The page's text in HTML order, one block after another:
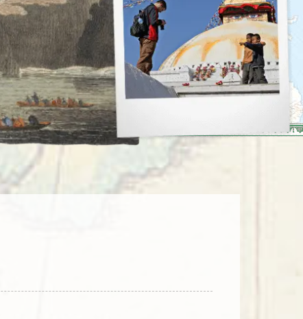
Roemenië
Sardinië
Schotland
Servië
Spanje
Turkije
Verenigd Koninkrijk
Wales
Singapore
Sri Lanka
Taiwan
Tibet
Turkmenistan
Vietnam
Zijderoute
Zuid-Korea
Verenigde Staten
Cultuur (8)
Saoedi-Arabië
Tunesië